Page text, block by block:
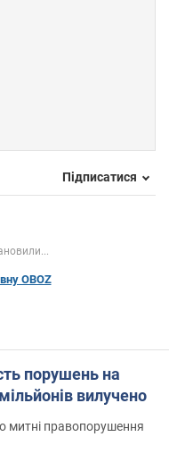
Підписатися
OBOZ
порушень на
вилучено
митні правопорушення